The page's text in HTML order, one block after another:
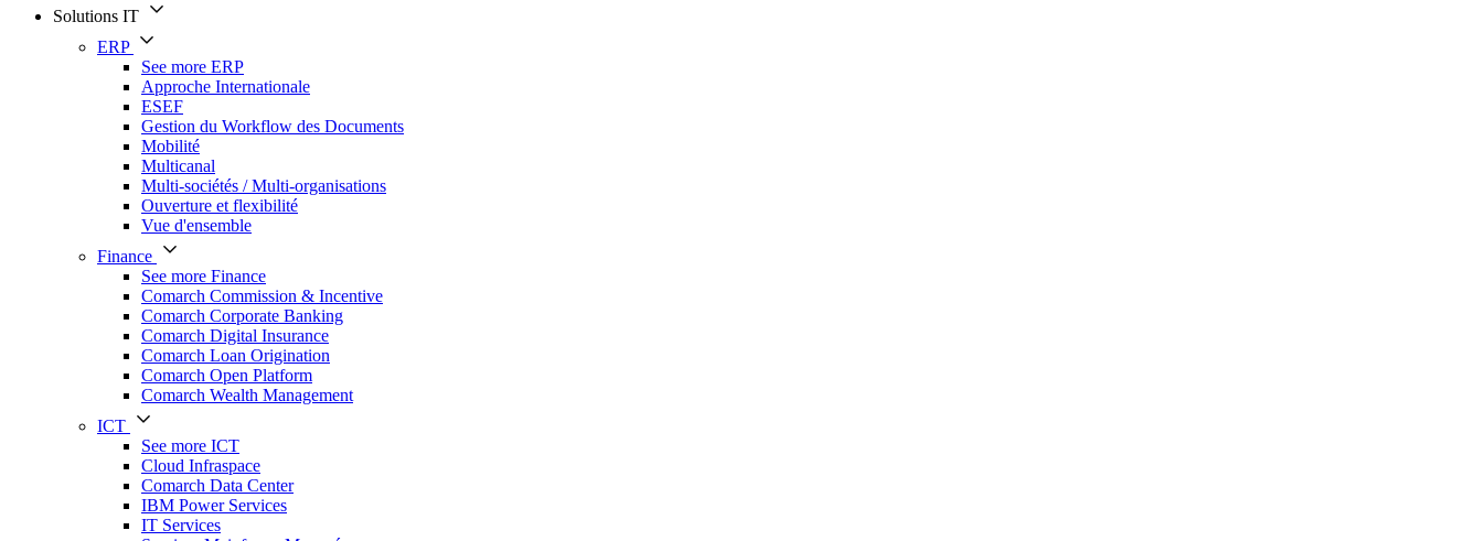
Solutions IT
ERP
See more ERP
Approche Internationale
ESEF
Gestion du Workflow des Documents
Mobilité
Multicanal
Multi-sociétés / Multi-organisations
Ouverture et flexibilité
Vue d'ensemble
Finance
See more Finance
Comarch Commission & Incentive
Comarch Corporate Banking
Comarch Digital Insurance
Comarch Loan Origination
Comarch Open Platform
Comarch Wealth Management
ICT
See more ICT
Cloud Infraspace
Comarch Data Center
IBM Power Services
IT Services